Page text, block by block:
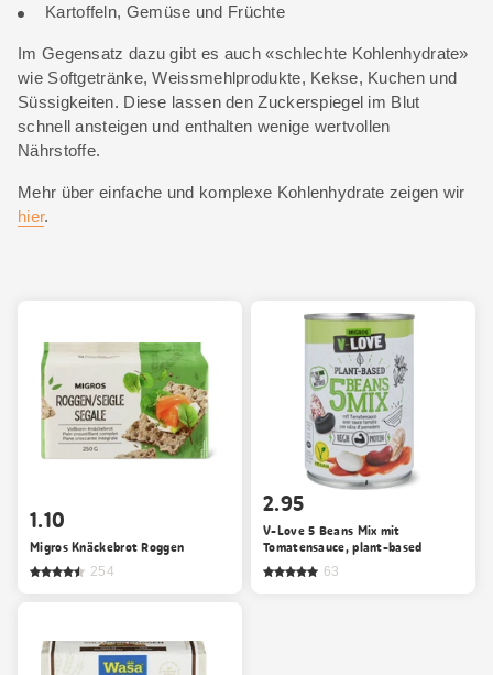
Kartoffeln, Gemüse und Früchte
Im Gegensatz dazu gibt es auch «schlechte Kohlenhydrate»
wie Softgetränke, Weissmehlprodukte, Kekse, Kuchen und
Süssigkeiten. Diese lassen den Zuckerspiegel im Blut
schnell ansteigen und enthalten wenige wertvollen
Nährstoffe.
Mehr über einfache und komplexe Kohlenhydrate zeigen wir
hier.
1.10
Migros Knäckebrot Roggen
254
2.95
V-Love 5 Beans Mix mit
Tomatensauce, plant-based
63